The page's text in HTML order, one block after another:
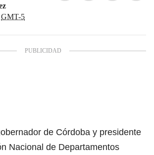
GMT-5
de Córdoba y presidente
Nacional de Departamentos